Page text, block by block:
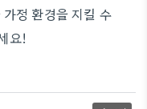
정 환경을 지킬 수
요!